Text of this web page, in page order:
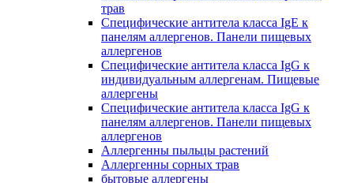
трав
Специфические антитела класса IgE к
панелям аллергенов. Панели пищевых
аллергенов
Специфические антитела класса IgG к
индивидуальным аллергенам. Пищевые
аллергены
Специфические антитела класса IgG к
панелям аллергенов. Панели пищевых
аллергенов
Аллергенны пыльцы растений
Аллергенны сорных трав
бытовые аллергены